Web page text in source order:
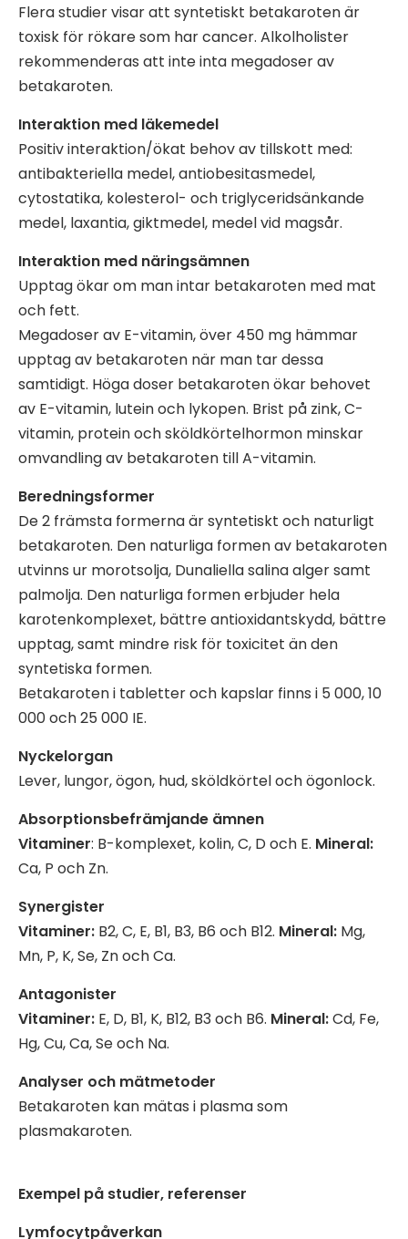
Flera studier visar att syntetiskt betakaroten är
toxisk för rökare som har cancer. Alkolholister
rekommenderas att inte inta megadoser av
betakaroten.
Interaktion med läkemedel
Positiv interaktion/ökat behov av tillskott med:
antibakteriella medel, antiobesitasmedel,
cytostatika, kolesterol- och triglyceridsänkande
medel, laxantia, giktmedel, medel vid magsår.
Interaktion med näringsämnen
Upptag ökar om man intar betakaroten med mat
och fett.
Megadoser av E-vitamin, över 450 mg hämmar
upptag av betakaroten när man tar dessa
samtidigt. Höga doser betakaroten ökar behovet
av E-vitamin, lutein och lykopen. Brist på zink, C-
vitamin, protein och sköldkörtelhormon minskar
omvandling av betakaroten till A-vitamin.
Beredningsformer
De 2 främsta formerna är syntetiskt och naturligt
betakaroten. Den naturliga formen av betakaroten
utvinns ur morotsolja, Dunaliella salina alger samt
palmolja. Den naturliga formen erbjuder hela
karotenkomplexet, bättre antioxidantskydd, bättre
upptag, samt mindre risk för toxicitet än den
syntetiska formen.
Betakaroten i tabletter och kapslar finns i 5 000, 10
000 och 25 000 IE.
Nyckelorgan
Lever, lungor, ögon, hud, sköldkörtel och ögonlock.
Absorptionsbefrämjande ämnen
Vitaminer: B-komplexet, kolin, C, D och E. Mineral:
Ca, P och Zn.
Synergister
Vitaminer: B2, C, E, B1, B3, B6 och B12. Mineral: Mg,
Mn, P, K, Se, Zn och Ca.
Antagonister
Vitaminer: E, D, B1, K, B12, B3 och B6. Mineral:Cd, Fe,
Hg, Cu, Ca, Se och Na.
Analyser och mätmetoder
Betakaroten kan mätas i plasma som
plasmakaroten.
Exempel på studier, referenser
Lymfocytpåverkan